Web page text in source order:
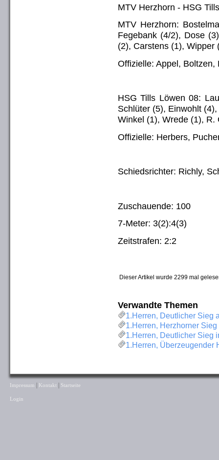
MTV Herzhorn - HSG
MTV Herzhorn:
Fegebank (4/2), Dose
(2), Carstens (1), Wipper
Offizielle: Appel, Boltzen,
HSG Tills Löwen 08:
Schlüter (5), Einwohlt
Winkel (1), Wrede (1),
Offizielle: Herbers,
Schiedsrichter: Richly,
Zuschauende: 100
7-Meter: 3(2):4(3)
Zeitstrafen: 2:2
Dieser Artikel wurde 2299 mal
Verwandte Themen
1.Herren, Deutlicher Sieg
1.Herren, Herzhorner
1.Herren, Deutlicher Sieg
1.Herren, Überzeugender
Impressum | Kontakt | Startseite
Login